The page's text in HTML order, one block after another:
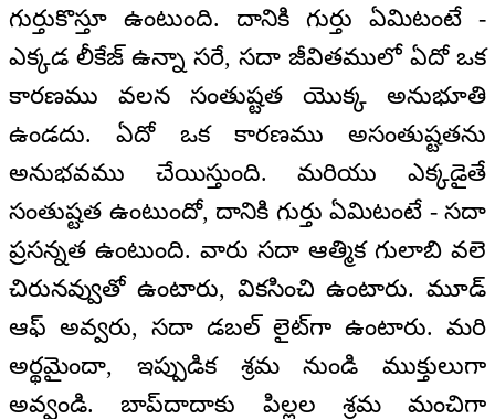
గుర్తుకొస్తూ ఉంటుంది. దానికి గుర్తు ఏమిటంటే -
ఎక్కడ లీకేజ్ ఉన్నా సరే, సదా జీవితములో ఏదో ఒక
కారణము వలన సంతుష్టత యొక్క అనుభూతి
ఉండదు. ఏదో ఒక కారణము అసంతుష్టతను
అనుభవము చేయిస్తుంది. మరియు ఎక్కడైతే
సంతుష్టత ఉంటుందో, దానికి గుర్తు ఏమిటంటే - సదా
ప్రసన్నత ఉంటుంది. వారు సదా ఆత్మిక గులాబి వలె
చిరునవ్వుతో ఉంటారు, వికసించి ఉంటారు. మూడ్
ఆఫ్ అవ్వరు, సదా డబల్ లైట్‌గా ఉంటారు. మరి
అర్థమైందా, ఇప్పుడిక శ్రమ నుండి ముక్తులుగా
అవ్వండి. బాప్‌దాదాకు పిల్లల శ్రమ మంచిగా